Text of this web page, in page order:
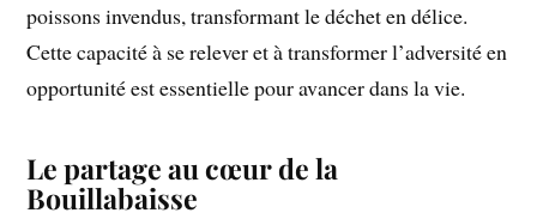
poissons invendus, transformant le déchet en délice.
Cette capacité à se relever et à transformer l’adversité en
opportunité est essentielle pour avancer dans la vie.
Le partage au cœur de la
Bouillabaisse